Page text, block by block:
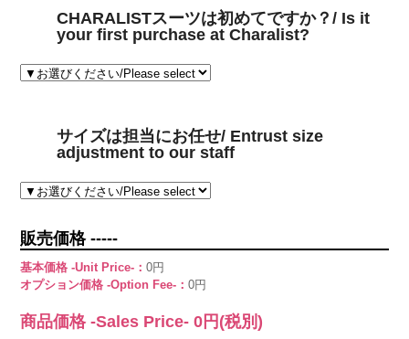
CHARALISTスーツは初めてですか？/ Is it
your first purchase at Charalist?
サイズは担当にお任せ/ Entrust size
adjustment to our staff
販売価格 -----
基本価格 -Unit Price-：0円
オプション価格 -Option Fee-：0円
商品価格 -Sales Price-0 円(税別)